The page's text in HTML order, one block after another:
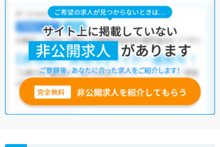
う求人を提案させていただきます。
揖斐郡揖斐川町の理学療法士求人では以下のような条件が人気です。
積極採用中・残業少なめ・正社員(正職員) ・介護福祉施設
他の条件でも人気の求人がございますので、「こだわり条件」から検索
いただくか、お気軽にお問い合わせください。
全国の理学療法士求人から検索いただくことも可能です。
無料転職支援サービス
にお申し込みいただくと、ご希望条件をヒアリン
グした上で求人をご提案いたします。
ご希望条件がまだ定まっていない方は人気の希望条件をピックアップし
い。